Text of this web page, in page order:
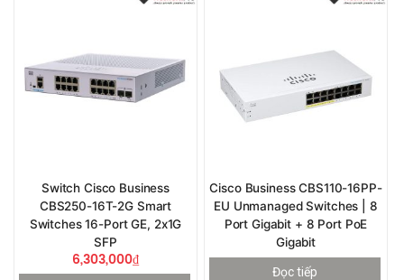
Switch Cisco Business
CBS250-16T-2G Smart
Switches 16-Port GE, 2x1G
SFP
6,303,000₫
Cisco Business CBS110-16PP-
EU Unmanaged Switches | 8
Port Gigabit + 8 Port PoE
Gigabit
Đọc tiếp